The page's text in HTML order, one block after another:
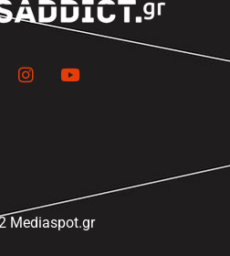
Mediaspot.gr